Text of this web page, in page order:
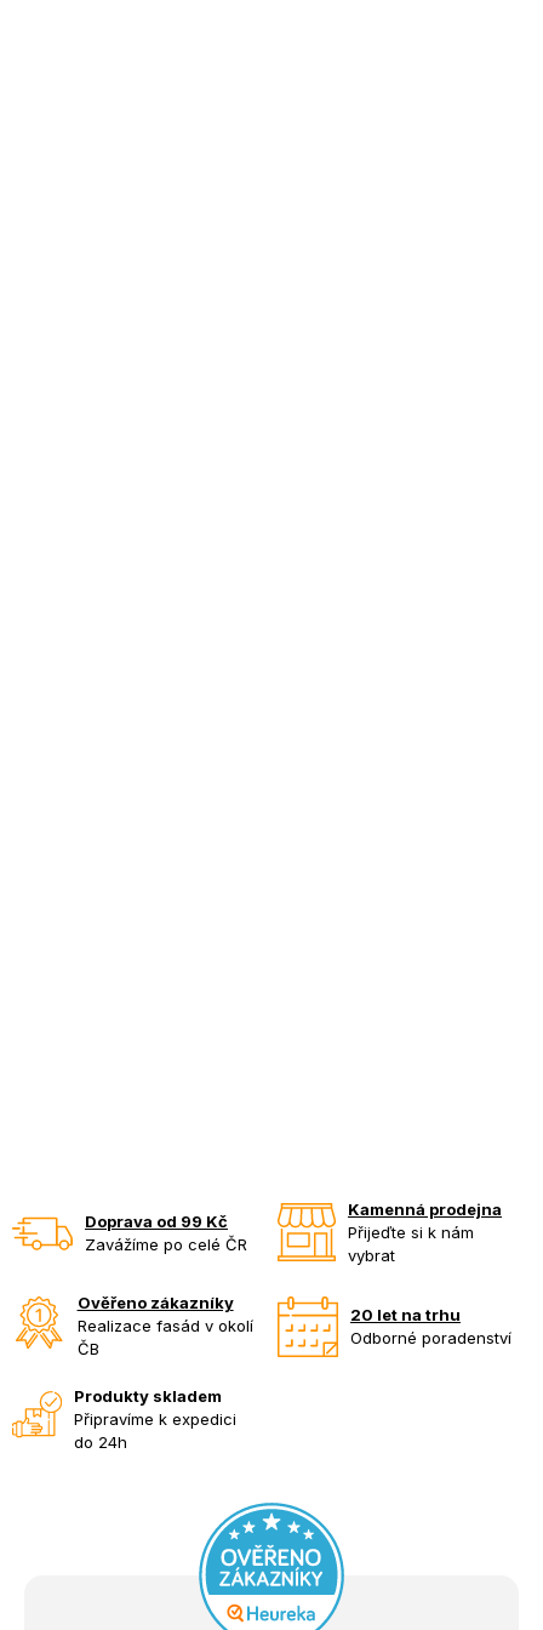
Doprava od 99 Kč
Zavážíme po celé ČR
Kamenná prodejna
Přijeďte si k nám
vybrat
Ověřeno zákazníky
Realizace fasád v okolí
ČB
20 let na trhu
Odborné poradenství
Produkty skladem
Připravíme k expedici
do 24h